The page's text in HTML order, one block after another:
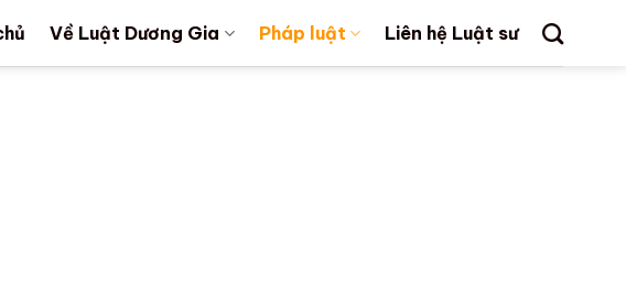
Về Luật Dương Gia Pháp luật Liên hệ Luật sư